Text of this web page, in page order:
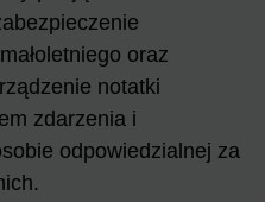
oraz
notatki
zdarzenia i
odpowiedzialnej za